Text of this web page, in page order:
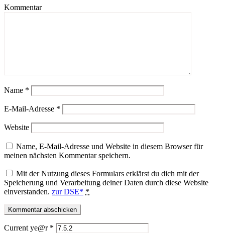
Kommentar
Name *
E-Mail-Adresse *
Website
Name, E-Mail-Adresse und Website in diesem Browser für
meinen nächsten Kommentar speichern.
Mit der Nutzung dieses Formulars erklärst du dich mit der
Speicherung und Verarbeitung deiner Daten durch diese Website
einverstanden. zur DSE* *
Current ye@r *